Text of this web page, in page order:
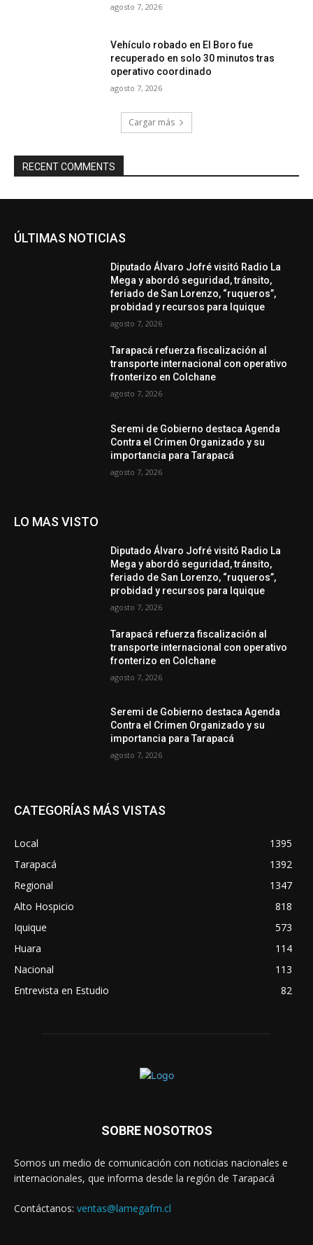
agosto 7, 2026
Vehículo robado en El Boro fue
recuperado en solo 30 minutos tras
operativo coordinado
agosto 7, 2026
Cargar más
RECENT COMMENTS
ÚLTIMAS NOTICIAS
Diputado Álvaro Jofré visitó Radio La
Mega y abordó seguridad, tránsito,
feriado de San Lorenzo, “ruqueros”,
probidad y recursos para Iquique
agosto 7, 2026
Tarapacá refuerza fiscalización al
transporte internacional con operativo
fronterizo en Colchane
agosto 7, 2026
Seremi de Gobierno destaca Agenda
Contra el Crimen Organizado y su
importancia para Tarapacá
agosto 7, 2026
LO MAS VISTO
Diputado Álvaro Jofré visitó Radio La
Mega y abordó seguridad, tránsito,
feriado de San Lorenzo, “ruqueros”,
probidad y recursos para Iquique
agosto 7, 2026
Tarapacá refuerza fiscalización al
transporte internacional con operativo
fronterizo en Colchane
agosto 7, 2026
Seremi de Gobierno destaca Agenda
Contra el Crimen Organizado y su
importancia para Tarapacá
agosto 7, 2026
CATEGORÍAS MÁS VISTAS
Local
1395
Tarapacá
1392
Regional
1347
Alto Hospicio
818
Iquique
573
Huara
114
Nacional
113
Entrevista en Estudio
82
SOBRE NOSOTROS
Somos un medio de comunicación con noticias nacionales e
internacionales, que informa desde la región de Tarapacá
Contáctanos: ventas@lamegafm.cl